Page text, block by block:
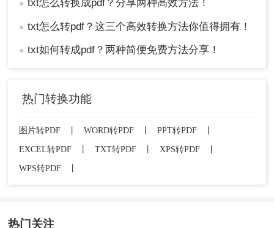
● txt怎么转换成pdf？分享两种高效方法！
● txt怎么转pdf？这三个高效转换方法你值得拥有！
● txt如何转成pdf？两种简便免费方法分享！
热门转换功能
图片转PDF WORD转PDF PPT转PDF
EXCEL转PDF
丨 TXT转PDF 丨 XPS转PDF
丨
WPS转PDF
丨
热门关注